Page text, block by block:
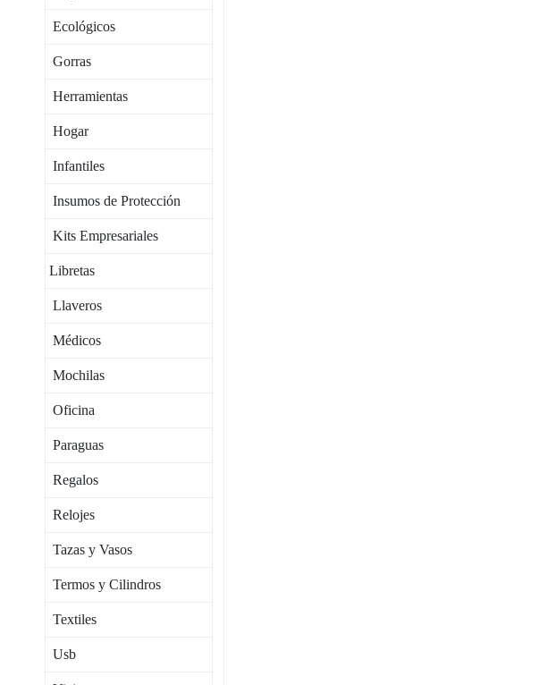
Ecológicos
Gorras
Herramientas
Hogar
Infantiles
Insumos de Protección
Kits Empresariales
Libretas
Llaveros
Médicos
Mochilas
Oficina
Paraguas
Regalos
Relojes
Tazas y Vasos
Termos y Cilindros
Textiles
Usb